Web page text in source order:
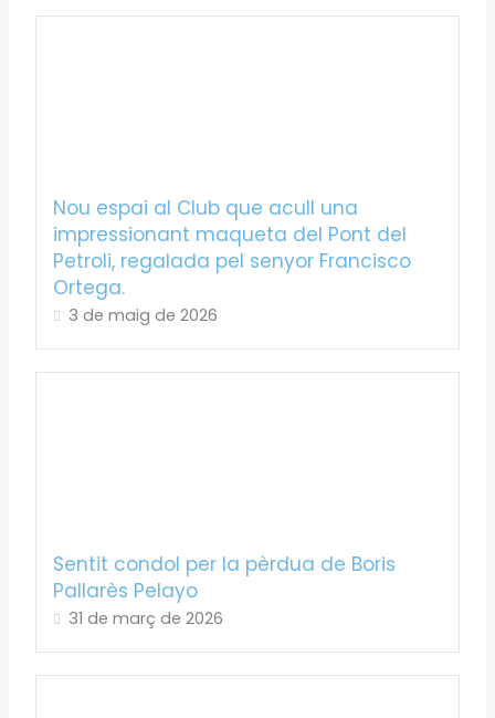
Nou espai al Club que acull una
impressionant maqueta del Pont del
Petroli, regalada pel senyor Francisco
Ortega.
3 de maig de 2026
Sentit condol per la pèrdua de Boris
Pallarès Pelayo
31 de març de 2026